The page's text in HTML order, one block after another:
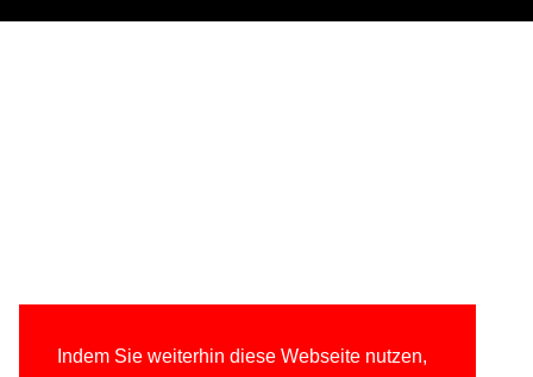
Indem Sie weiterhin diese Webseite nutzen,